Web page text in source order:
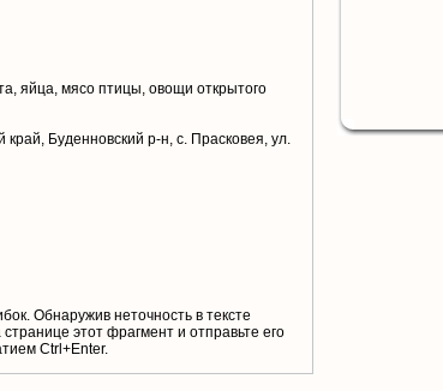
яйца, мясо птицы, овощи открытого
Буденновский р-н, с. Прасковея, ул.
Обнаружив неточность в тексте
этот фрагмент и отправьте его
Ctrl+Enter.